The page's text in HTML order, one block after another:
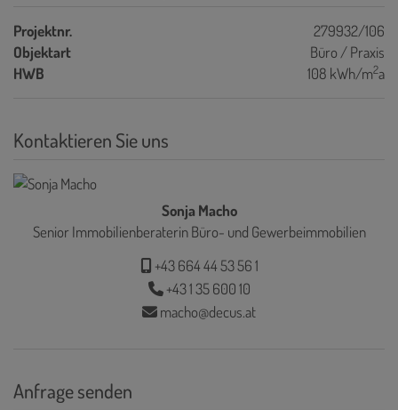
Projektnr.
279932/106
Objektart
Büro / Praxis
HWB
108 kWh/m2a
Kontaktieren Sie uns
Sonja Macho
Senior Immobilienberaterin Büro- und Gewerbeimmobilien
+43 664 44 53 56 1
+43 1 35 600 10
macho@decus.at
Anfrage senden